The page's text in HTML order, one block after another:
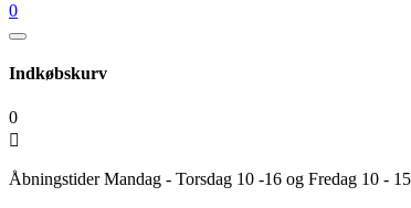
0
Indkøbskurv
0

Åbningstider Mandag - Torsdag 10 -16 og Fredag 10 - 15